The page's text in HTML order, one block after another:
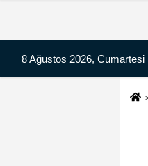
8 Ağustos 2026, Cumartesi